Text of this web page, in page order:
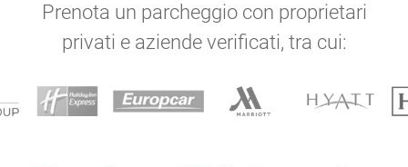
Prenota un parcheggio con proprietari
privati e aziende verificati, tra cui:
P